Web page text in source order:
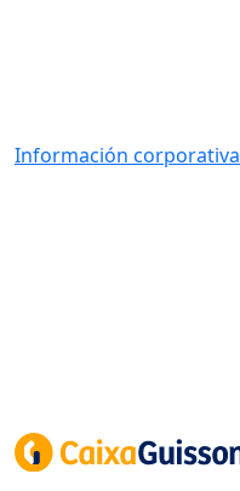
Información corporativa